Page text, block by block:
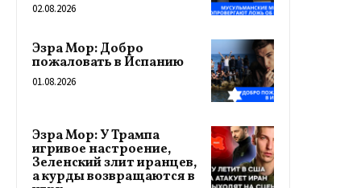
02.08.2026
Эзра Мор: Добро
пожаловать в Испанию
01.08.2026
Эзра Мор: У Трампа
игривое настроение,
Зеленский злит иранцев,
а курды возвращаются в